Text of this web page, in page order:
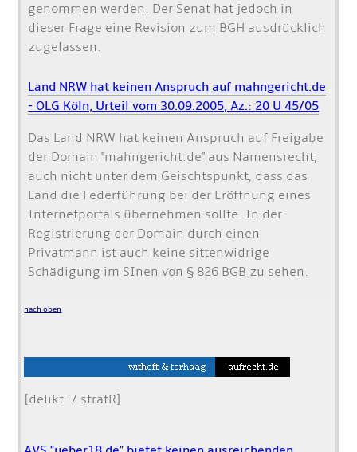
genommen werden. Der Senat hat jedoch in
dieser Frage eine Revision zum BGH ausdrücklich
zugelassen.
Land NRW hat keinen Anspruch auf mahngericht.de
- OLG Köln, Urteil vom 30.09.2005, Az.: 20 U 45/05
Das Land NRW hat keinen Anspruch auf Freigabe
der Domain "mahngericht.de" aus Namensrecht,
auch nicht unter dem Geischtspunkt, dass das
Land die Federführung bei der Eröffnung eines
Internetportals übernehmen sollte. In der
Registrierung der Domain durch einen
Privatmann ist auch keine sittenwidrige
Schädigung im SInen von § 826 BGB zu sehen.
nach oben
[delikt- / strafR]